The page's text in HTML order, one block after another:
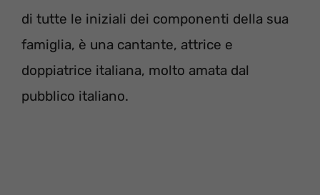
di tutte le iniziali dei componenti della sua
famiglia, è una cantante, attrice e
doppiatrice italiana, molto amata dal
pubblico italiano.